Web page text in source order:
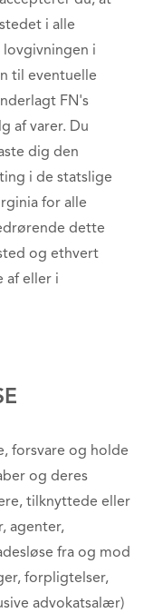
i alle
lovgivningen i
til eventuelle
FN's
af varer. Du
dig den
i de statslige
for alle
dette
og ethvert
af eller i
forsvare og holde
og deres
tilknyttede eller
agenter,
fra og mod
forpligtelser,
advokatsalær)